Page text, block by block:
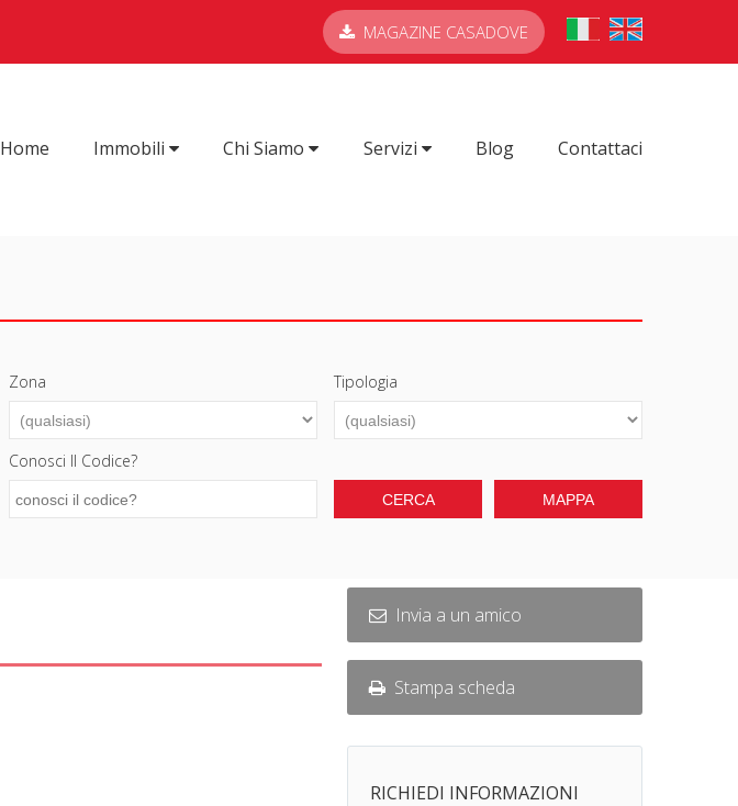
MAGAZINE CASADOVE
Home Immobili Chi Siamo Servizi Blog Contattaci
Zona Tipologia
Conosci Il Codice?
Invia a un amico
Stampa scheda
RICHIEDI INFORMAZIONI